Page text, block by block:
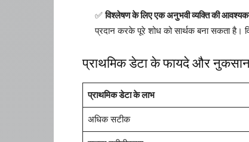
विश्लेषण के लिए एक अनुभवी व्यक्ति की
प्रदान करके पूरे शोध को सार्थक बना सकता है।
प्राथमिक डेटा के फायदे और नुकसान
प्राथमिक डेटा के लाभ
अधिक सटीक